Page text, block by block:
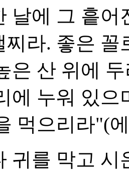
날에 그 흩
찌라. 좋은 꼴
은 산 위에
에 누워 있으
먹으리라"(
귀를 막고